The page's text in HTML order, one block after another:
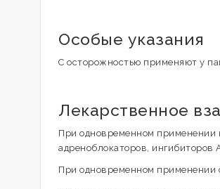
Особые указания
С осторожностью применяют у
Лекарственное
При одновременном применении
адреноблокаторов, ингибиторов
При одновременном применении